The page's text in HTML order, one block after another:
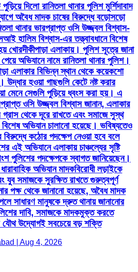
দিলো রানিতলা থানার পুলিশ মুর্শিদাবাদ
অবৈধ মাদক চাষের বিরুদ্ধে বড়োসড়ো
থানার ভারপ্রাপ্ত ওসি উজ্জ্বল বিশ্বাস-
হালিম বিশ্বাস-এর তত্ত্বাবধানে বিশেষ
খোরদীকীপাড়া এলাকায়। পুলিশ সূত্রে জানা
অভিযানে নামে রানিতলা থানার পুলিশ।
এলাকার বিভিন্ন স্থান থেকে কয়েকশো
উদ্ধার হওয়া গাছগুলি কেটে নষ্ট করার
মেনে সেগুলি পুড়িয়ে ধ্বংস করা হয়। এ
ওসি উজ্জ্বল বিশ্বাস জানান, এলাকার
থেকে দূরে রাখতে এবং সমাজে সুস্থ
অভিযান চালানো হয়েছে। ভবিষ্যতেও
বিরুদ্ধে কঠোর পদক্ষেপ নেওয়া হবে বলে
এই অভিযানে এলাকায় চাঞ্চল্যের সৃষ্টি
পুলিশের পদক্ষেপকে স্বাগত জানিয়েছেন।
অভিযান মাদকবিরোধী লড়াইকে
সমাজকে সুরক্ষিত রাখতে গুরুত্বপূর্ণ
পক্ষ থেকে জানানো হয়েছে, অবৈধ মাদক
সাধারণ মানুষকে দ্রুত থানায় জানানোর
দাবি, সমাজকে মাদকমুক্ত করতে
যৌথ উদ্যোগই সবচেয়ে বড় শক্তি
| Aug 4, 2026